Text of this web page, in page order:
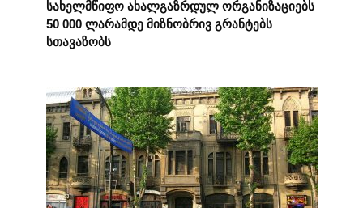
სახელმწიფო ახალგაზრდულ ორგანიზაციებს
50 000 ლარამდე მიზნობრივ გრანტებს
სთავაზობს